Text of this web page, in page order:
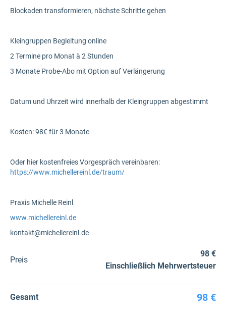
Blockaden transformieren, nächste Schritte gehen
Kleingruppen Begleitung online
2 Termine pro Monat à 2 Stunden
3 Monate Probe-Abo mit Option auf Verlängerung
Datum und Uhrzeit wird innerhalb der Kleingruppen abgestimmt
Kosten: 98€ für 3 Monate
Oder hier kostenfreies Vorgespräch vereinbaren:
https://www.michellereinl.de/traum/
Praxis Michelle Reinl
www.michellereinl.de
kontakt@michellereinl.de
Preis
98 €
Einschließlich Mehrwertsteuer
Gesamt 98 €